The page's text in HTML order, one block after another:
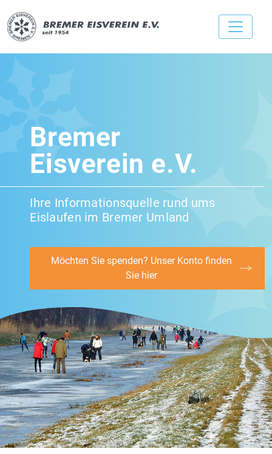
Bremer
Eisverein e.V.
Ihre Informationsquelle rund ums
Eislaufen im Bremer Umland
Möchten Sie spenden? Unser Konto finden
Sie hier